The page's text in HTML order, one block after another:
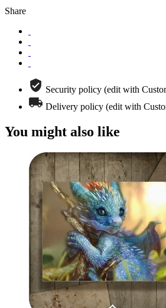
Share
Security policy (edit with
Delivery policy (edit with
You might also like